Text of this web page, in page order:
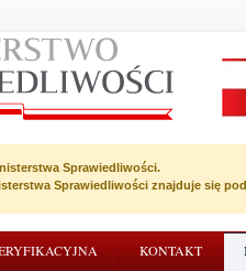
Sprawiedliwości.
Sprawiedliwości znajduje się
KONTAKT